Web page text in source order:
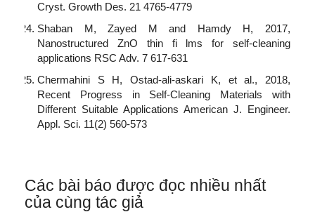
Cryst. Growth Des. 21 4765-4779
Shaban M, Zayed M and Hamdy H, 2017,
Nanostructured ZnO thin fi lms for self-cleaning
applications RSC Adv. 7 617-631
Chermahini S H, Ostad-ali-askari K, et al., 2018,
Recent Progress in Self-Cleaning Materials with
Different Suitable Applications American J. Engineer.
Appl. Sci. 11(2) 560-573
Các bài báo được đọc nhiều nhất
của cùng tác giả